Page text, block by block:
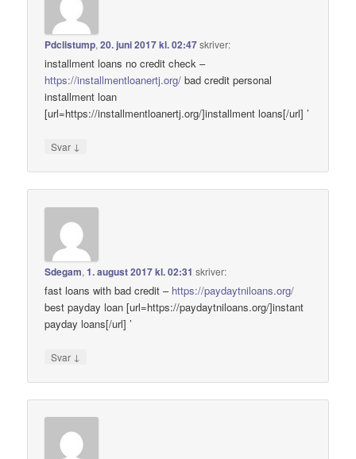
Pdclistump,20. juni 2017 kl. 02:47skriver:
installment loans no credit check –
https://installmentloanertj.org/ bad credit personal
installment loan
[url=https://installmentloanertj.org/]installment loans[/url] ’
Svar ↓
Sdegam,1. august 2017 kl. 02:31 skriver:
fast loans with bad credit – https://paydaytniloans.org/
best payday loan [url=https://paydaytniloans.org/]instant
payday loans[/url] ’
Svar ↓